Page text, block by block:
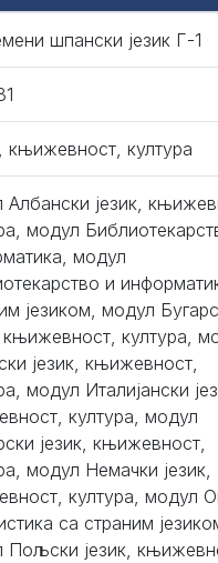
шпански језик Г-1
књижевност, култура
Албански језик,
модул
модул
и
језиком, модул
књижевност, култура,
језик, књижевност,
модул Италијански
култура, модул
језик, књижевност,
модул Немачки језик,
култура, модул
са страним
Пољски језик,